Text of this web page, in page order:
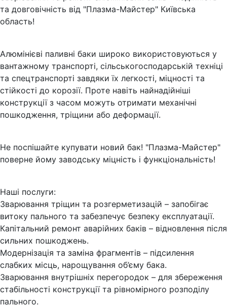
та довговічність від "Плазма-Майстер" Київська
область!
Алюмінієві паливні баки широко використовуються у
вантажному транспорті, сільськогосподарській техніці
та спецтранспорті завдяки їх легкості, міцності та
стійкості до корозії. Проте навіть найнадійніші
конструкції з часом можуть отримати механічні
пошкодження, тріщини або деформації.
Не поспішайте купувати новий бак! "Плазма-Майстер"
поверне йому заводську міцність і функціональність!
Наші послуги:
Зварювання тріщин та розгерметизацій – запобігає
витоку пального та забезпечує безпеку експлуатації.
Капітальний ремонт аварійних баків – відновлення після
сильних пошкоджень.
Модернізація та заміна фрагментів – підсилення
слабких місць, нарощування об’єму бака.
Зварювання внутрішніх перегородок – для збереження
стабільності конструкції та рівномірного розподілу
пального.